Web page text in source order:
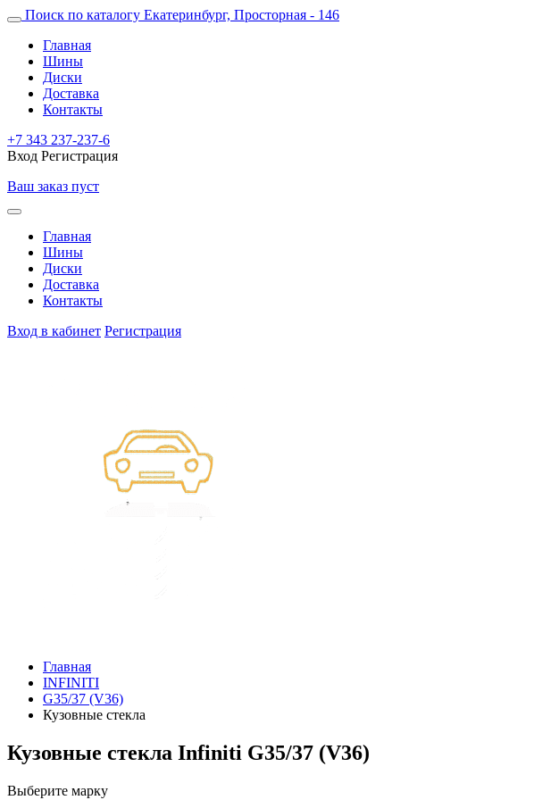
Поиск по каталогу Екатеринбург, Просторная - 146
Главная
Шины
Диски
Доставка
Контакты
+7 343 237-237-6
Вход Регистрация
Ваш заказ пуст
Главная
Шины
Диски
Доставка
Контакты
Вход в кабинет Регистрация
Главная
INFINITI
G35/37 (V36)
Кузовные стекла
Кузовные стекла Infiniti G35/37 (V36)
Выберите марку